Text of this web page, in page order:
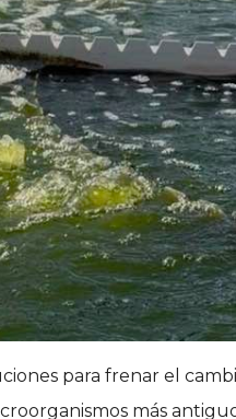
para frenar el
más